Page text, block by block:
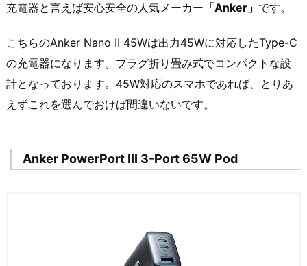
充電器と言えば安心安全の人気メーカー 「Anker」 です。
こちらのAnker Nano II 45Wは出力45Wに対応したType-C
の充電器になります。プラグ折り畳み式でコンパクトな設
計となっております。45W対応のスマホであれば、とりあ
えずこれを選んでおけば間違いないです。
Anker PowerPort III 3-Port 65W Pod